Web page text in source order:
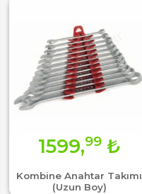
Kombine Anahtar Takımı
(Uzun Boy)
1599,99₺